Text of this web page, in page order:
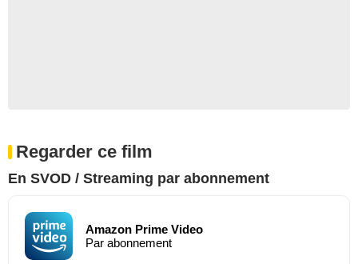
Regarder ce film
En SVOD / Streaming par abonnement
Amazon Prime Video
Par abonnement